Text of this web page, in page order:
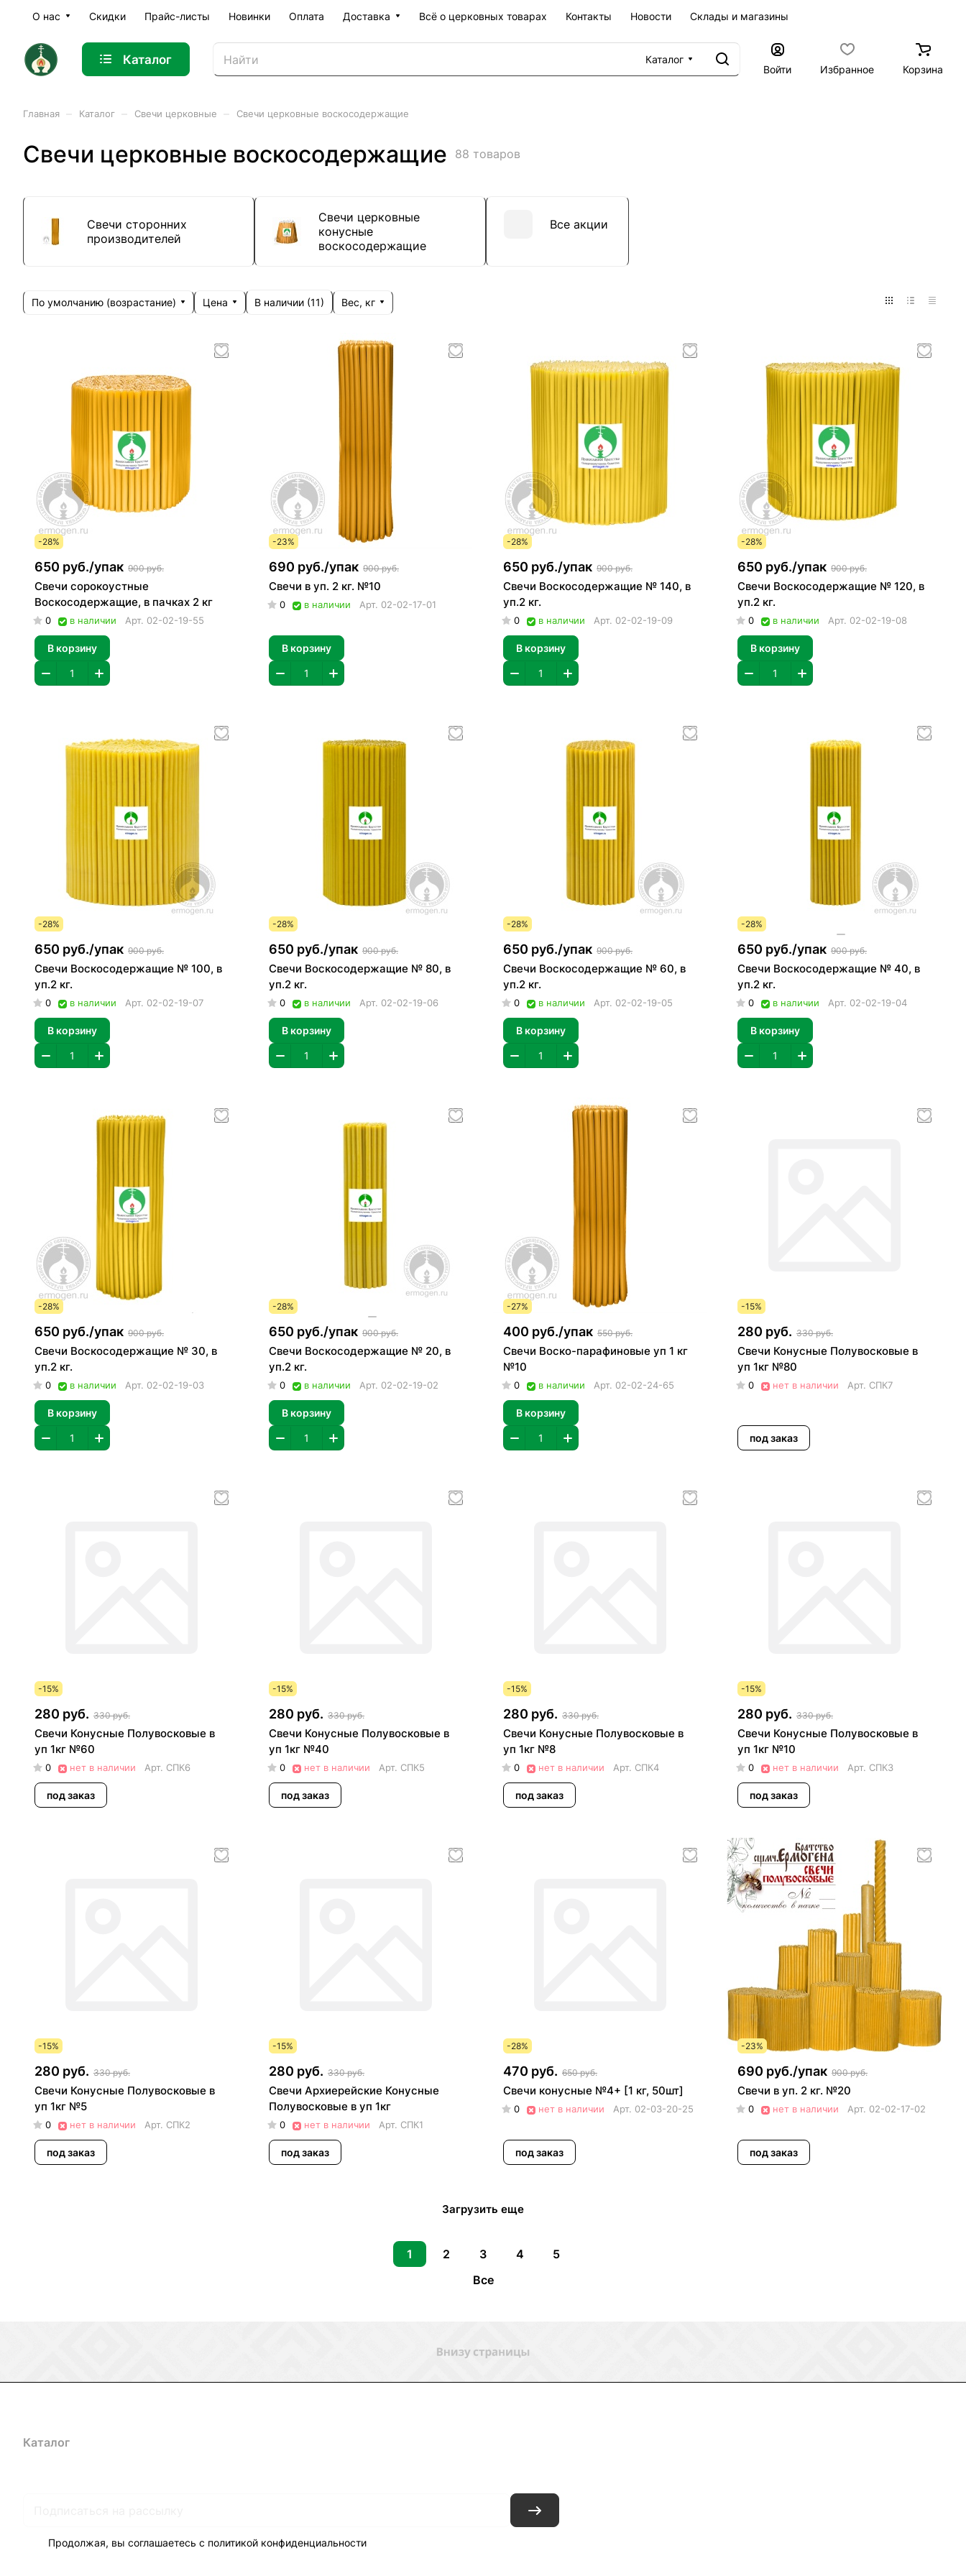
О нас Скидки Прайс-листы Новинки Оплата Доставка Всё о церковных товарах Контакты Новости Склады и магазины
Каталог
Каталог
Войти
Избранное Корзина
Главная Каталог Свечи церковные Свечи церковные воскосодержащие
Свечи церковные воскосодержащие 88 товаров
Свечи сторонних
производителей
Свечи церковные
конусные
воскосодержащие
Все акции
По умолчанию (возрастание) Цена В наличии (11) Вес, кг
-28%
650 руб./упак 900 руб.
Свечи сорокоустные
Воскосодержащие, в пачках 2 кг
0 в наличии Арт. 02-02-19-55
В корзину
-23%
690 руб./упак 900 руб.
Свечи в уп. 2 кг. №10
0 в наличии Арт. 02-02-17-01
В корзину
-28%
650 руб./упак 900 руб.
Свечи Воскосодержащие № 140, в
уп.2 кг.
0 в наличии Арт. 02-02-19-09
В корзину
-28%
650 руб./упак 900 руб.
Свечи Воскосодержащие № 120, в
уп.2 кг.
0 в наличии Арт. 02-02-19-08
В корзину
-28%
650 руб./упак 900 руб.
Свечи Воскосодержащие № 100, в
уп.2 кг.
0 в наличии Арт. 02-02-19-07
В корзину
-28%
650 руб./упак 900 руб.
Свечи Воскосодержащие № 80, в
уп.2 кг.
0 в наличии Арт. 02-02-19-06
В корзину
-28%
650 руб./упак 900 руб.
Свечи Воскосодержащие № 60, в
уп.2 кг.
0 в наличии Арт. 02-02-19-05
В корзину
-28%
650 руб./упак 900 руб.
Свечи Воскосодержащие № 40, в
уп.2 кг.
0 в наличии Арт. 02-02-19-04
В корзину
-28%
650 руб./упак 900 руб.
Свечи Воскосодержащие № 30, в
уп.2 кг.
0 в наличии Арт. 02-02-19-03
В корзину
-28%
650 руб./упак 900 руб.
Свечи Воскосодержащие № 20, в
уп.2 кг.
0 в наличии Арт. 02-02-19-02
В корзину
-27%
400 руб./упак 550 руб.
Свечи Воско-парафиновые уп 1 кг
№10
0 в наличии Арт. 02-02-24-65
В корзину
-15%
280 руб. 330 руб.
Свечи Конусные Полувосковые в
уп 1кг №80
0 нет в наличии Арт. СПК7
под заказ
-15%
280 руб. 330 руб.
Свечи Конусные Полувосковые в
уп 1кг №60
0 нет в наличии Арт. СПК6
под заказ
-15%
280 руб. 330 руб.
Свечи Конусные Полувосковые в
уп 1кг №40
0 нет в наличии Арт. СПК5
под заказ
-15%
280 руб. 330 руб.
Свечи Конусные Полувосковые в
уп 1кг №8
0 нет в наличии Арт. СПК4
под заказ
-15%
280 руб. 330 руб.
Свечи Конусные Полувосковые в
уп 1кг №10
0 нет в наличии Арт. СПК3
под заказ
-15%
280 руб. 330 руб.
Свечи Конусные Полувосковые в
уп 1кг №5
0 нет в наличии Арт. СПК2
под заказ
-15%
280 руб. 330 руб.
Свечи Архиерейские Конусные
Полувосковые в уп 1кг
0 нет в наличии Арт. СПК1
под заказ
-28%
470 руб. 650 руб.
Свечи конусные №4+ [1 кг, 50шт]
0 нет в наличии Арт. 02-03-20-25
под заказ
-23%
690 руб./упак 900 руб.
Свечи в уп. 2 кг. №20
0 нет в наличии Арт. 02-02-17-02
под заказ
Загрузить еще
1 2 3 4
5
Все
Каталог
Продолжая, вы соглашаетесь с политикой конфиденциальности